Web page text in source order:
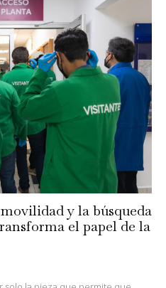
y la búsqueda
el papel de la